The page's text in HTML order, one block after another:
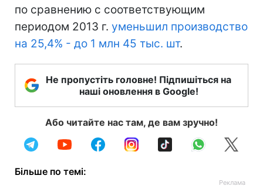
по сравнению с соответствующим
периодом 2013 г. уменьшил производство
на 25,4% - до 1 млн 45 тыс. шт.
Не пропустіть головне! Підпишіться на
наші оновлення в Google!
Або читайте нас там, де вам зручно!
Більше по темі: